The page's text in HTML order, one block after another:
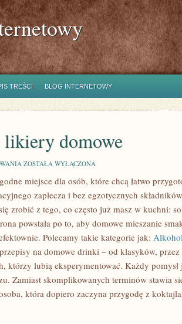
TREŚCI BLOG INTERNETOWY
domowe
NALEWKI
LIKIERY
DOMOWE
ZOSTAŁA WYŁĄCZONA
miejsce dla osób, które chcą łatwo
zaplecza i bez egzotycznych
zrobić z tego, co często już masz w kuchni:
powstała po to, aby domowe mieszanie
Polecamy takie kategorie jak:
na domowe drinki – od klasyków,
którzy lubią eksperymentować. Każdy pomysł
Zamiast skomplikowanych terminów stawia
która dopiero zaczyna przygodę z